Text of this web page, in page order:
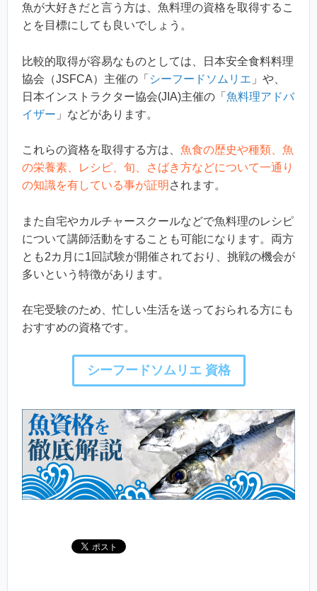
魚が大好きだと言う方は、魚料理の資格を取得するこ
とを目標にしても良いでしょう。
比較的取得が容易なものとしては、日本安全食料料理
協会（JSFCA）主催の「 シーフードソムリエ 」や、
日本インストラクター協会(JIA)主催の「 魚料理アドバ
イザー 」などがあります。
これらの資格を取得する方は、 魚食の歴史や種類、魚
の栄養素、レシピ、旬、さばき方などについて一通り
の知識を有している事が証明 されます。
また自宅やカルチャースクールなどで魚料理のレシピ
について講師活動をすることも可能になります。両方
とも2カ月に1回試験が開催されており、挑戦の機会が
多いという特徴があります。
在宅受験のため、忙しい生活を送っておられる方にも
おすすめの資格です。
シーフードソムリエ 資格